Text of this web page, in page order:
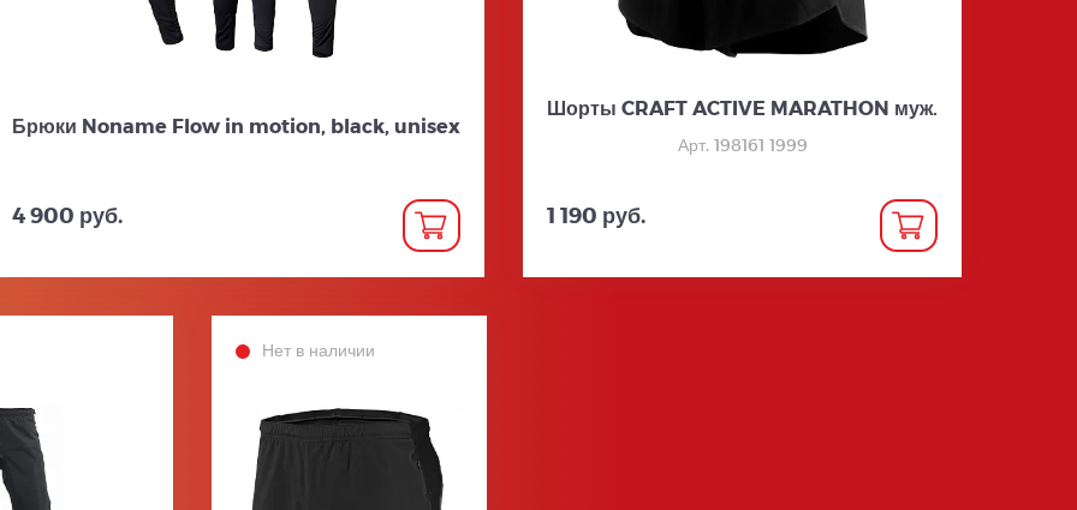
Брюки Noname Flow in motion, black, unisex
4 900 руб.
Шорты CRAFT ACTIVE MARATHON муж.
Арт. 198161 1999
1 190 руб.
Нет в наличии